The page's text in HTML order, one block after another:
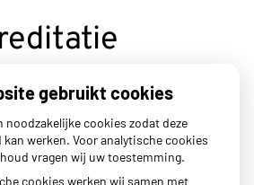
gebruikt cookies
noodzakelijke cookies zodat deze
kan werken. Voor analytische cookies
vragen wij uw toestemming.
cookies werken wij samen met